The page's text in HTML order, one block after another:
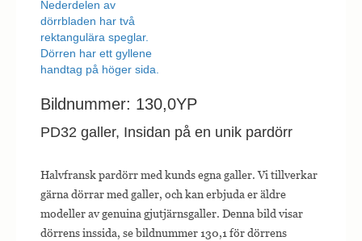
Bildnummer: 130,0YP
PD32 galler, Insidan på en unik pardörr
Halvfransk pardörr med kunds egna galler. Vi tillverkar
gärna dörrar med galler, och kan erbjuda er äldre
modeller av genuina gjutjärnsgaller. Denna bild visar
dörrens inssida, se bildnummer 130,1 för dörrens